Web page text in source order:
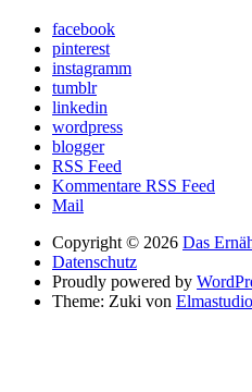
facebook
pinterest
instagramm
tumblr
linkedin
wordpress
blogger
RSS Feed
Kommentare RSS Feed
Mail
Copyright © 2026 Das
Datenschutz
Proudly powered by
Theme: Zuki von Elmastudio